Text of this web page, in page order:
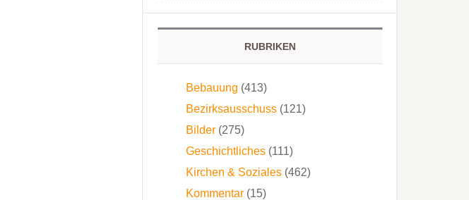
RUBRIKEN
Bebauung (413)
Bezirksausschuss (121)
Bilder (275)
Geschichtliches (111)
Kirchen & Soziales (462)
Kommentar (15)